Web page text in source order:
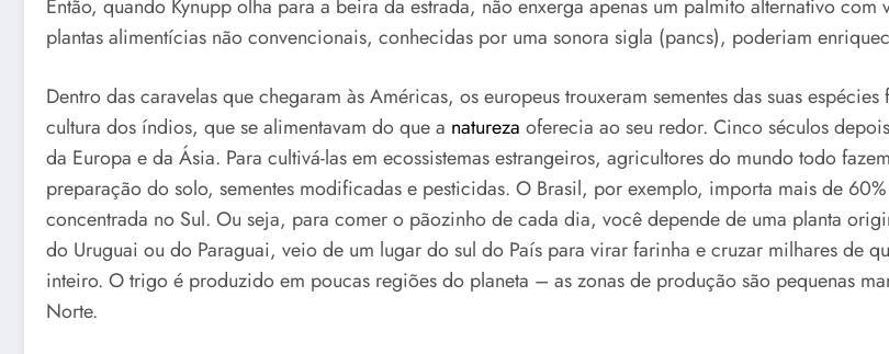
Então, quando Kynupp olha para a beira da estrada, não enxerga apenas um palmito alternativo
plantas alimentícias não convencionais, conhecidas por uma sonora sigla (pancs), poderiam
Dentro das caravelas que chegaram às Américas, os europeus trouxeram sementes das suas
cultura dos índios, que se alimentavam do que a natureza oferecia ao seu redor. Cinco séculos
da Europa e da Ásia. Para cultivá-las em ecossistemas estrangeiros, agricultores do mundo todo
preparação do solo, sementes modificadas e pesticidas. O Brasil, por exemplo, importa mais de
concentrada no Sul. Ou seja, para comer o pãozinho de cada dia, você depende de uma planta
do Uruguai ou do Paraguai, veio de um lugar do sul do País para virar farinha e cruzar milhares de
inteiro. O trigo é produzido em poucas regiões do planeta – as zonas de produção são pequenas
Norte.